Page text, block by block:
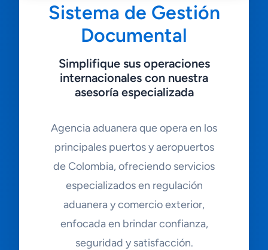
Sistema de Gestión
Documental
Simplifique sus operaciones
internacionales con nuestra
asesoría especializada
Agencia aduanera que opera en los
principales puertos y aeropuertos
de Colombia, ofreciendo servicios
especializados en regulación
aduanera y comercio exterior,
enfocada en brindar confianza,
seguridad y satisfacción.